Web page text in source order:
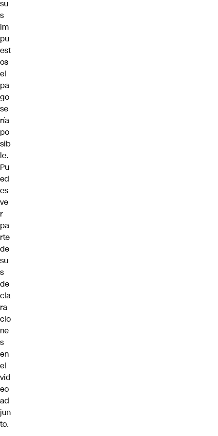
su
s
im
pu
est
os
el
pa
go
se
ría
po
sib
le.
Pu
ed
es
ve
r
pa
rte
de
su
s
de
cla
ra
cio
ne
s
en
el
vid
eo
ad
jun
to.